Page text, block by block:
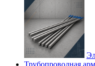
Трубопроводная